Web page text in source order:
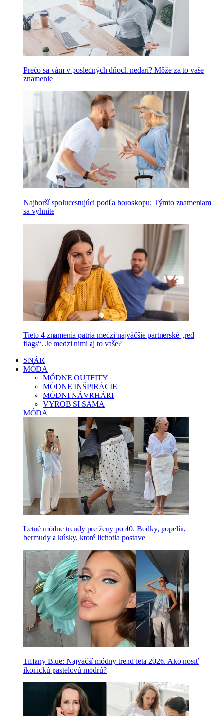
Prečo sa vám v posledných dňoch nedarí? Môže za to vaše
znamenie
Najhorší spolucestujúci podľa horoskopu: Týmto znameniam
sa vyhnite
Tieto 4 znamenia patria medzi najväčšie partnerské „red
flags“. Je medzi nimi aj to vaše?
SNÁR
MÓDA
MÓDNE OUTFITY
MÓDNE INŠPIRÁCIE
MÓDNI NÁVRHÁRI
VYROB SI SAMA
MÓDA
Letné módne trendy pre ženy po 40: Bodky, popelín,
bermudy a kúsky, ktoré lichotia postave
Tiffany Blue: Najväčší módny trend leta 2026. Ako nosiť
ikonickú pastelovú modrú?